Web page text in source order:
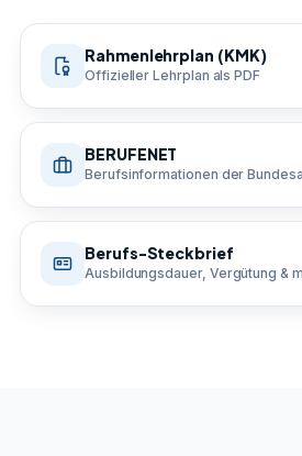
Rahmenlehrplan (KMK)
Offizieller Lehrplan als PDF
BERUFENET
Berufsinformationen der
Berufs-Steckbrief
Ausbildungsdauer, Vergütung &